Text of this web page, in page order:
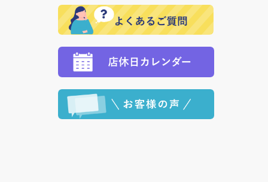
願いいたします。
定された場合は、準備出来次第の便にてお送りいたし
ます。 （到着日指定をされている場合は、ご指定の日
程に合わせてお届けいたします。）